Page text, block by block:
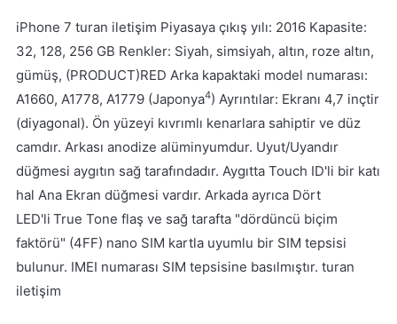
iPhone 7 turan iletişim Piyasaya çıkış yılı: 2016 Kapasite:
32, 128, 256 GB Renkler: Siyah, simsiyah, altın, roze altın,
gümüş, (PRODUCT)RED Arka kapaktaki model numarası:
A1660, A1778, A1779 (Japonya4) Ayrıntılar: Ekranı 4,7 inçtir
(diyagonal). Ön yüzeyi kıvrımlı kenarlara sahiptir ve düz
camdır. Arkası anodize alüminyumdur. Uyut/Uyandır
düğmesi aygıtın sağ tarafındadır. Aygıtta Touch ID'li bir katı
hal Ana Ekran düğmesi vardır. Arkada ayrıca Dört
LED'li True Tone flaş ve sağ tarafta "dördüncü biçim
faktörü" (4FF) nano SIM kartla uyumlu bir SIM tepsisi
bulunur. IMEI numarası SIM tepsisine basılmıştır. turan
iletişim